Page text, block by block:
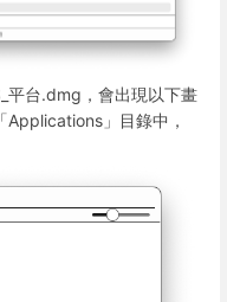
平台.dmg，會出現以下畫
」目錄中，